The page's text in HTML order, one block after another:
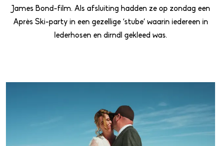
James Bond-film. Als afsluiting hadden ze op zondag een
Après Ski-party in een gezellige ‘stube’ waarin iedereen in
lederhosen en dirndl gekleed was.